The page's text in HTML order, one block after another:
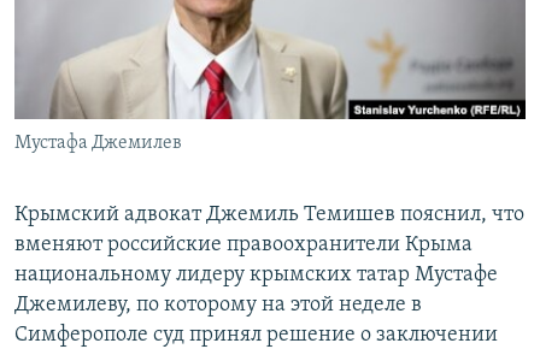
ПОБЕДИТЕЛЕЙ НЕ СУДЯТ?
КРЫМ.НЕПОКОРЕННЫЙ
ELIFBE
УКРАИНСКАЯ ПРОБЛЕМА КРЫМА
ПРИСОЕДИНЯЙТЕСЬ!
Мустафа Джемилев
Крымский адвокат Джемиль Темишев пояснил, что
вменяют российские правоохранители Крыма
национальному лидеру крымских татар Мустафе
Джемилеву, по которому на этой неделе в
Симферополе суд принял решение о заключении